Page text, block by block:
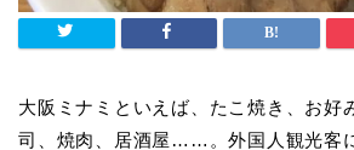
大阪ミナミといえば、たこ焼き、お好
司、焼肉、居酒屋……。外国人観光客